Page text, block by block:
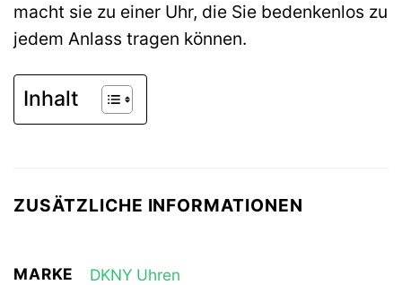
macht sie zu einer Uhr, die Sie bedenkenlos zu
jedem Anlass tragen können.
Inhalt
ZUSÄTZLICHE INFORMATIONEN
MARKE DKNY Uhren